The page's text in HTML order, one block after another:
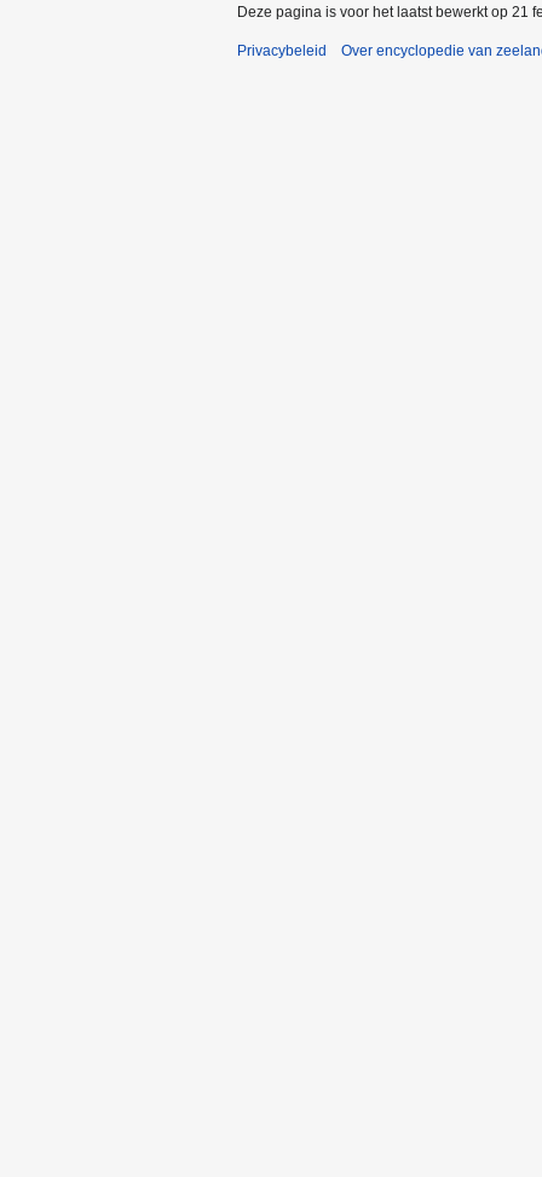
Deze pagina is voor het laatst bewerkt op 21
Privacybeleid Over encyclopedie van